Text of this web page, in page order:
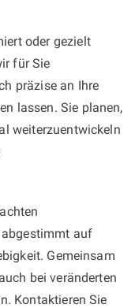
oder gezielt
für Sie
präzise an Ihre
lassen. Sie planen,
weiterzuentwickeln
auf
Gemeinsam
bei veränderten
Kontaktieren Sie